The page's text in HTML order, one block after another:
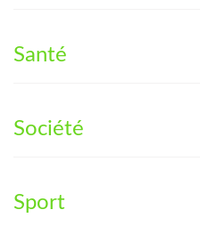
Santé
Société
Sport